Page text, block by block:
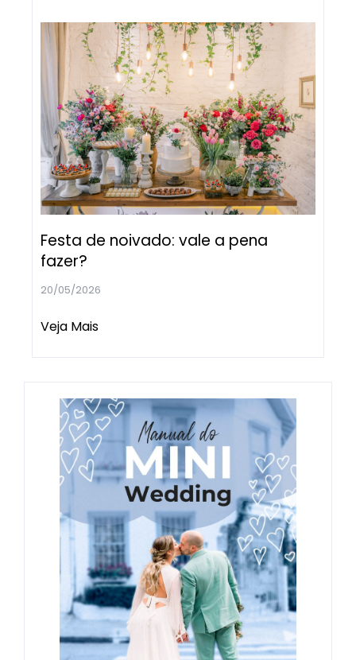
Festa de noivado: vale a pena
fazer?
20/05/2026
Veja Mais
Celebrações delicadas e cheias de
significado: ideias de eventos para
realizar na Casinha Quintal
15/04/2026